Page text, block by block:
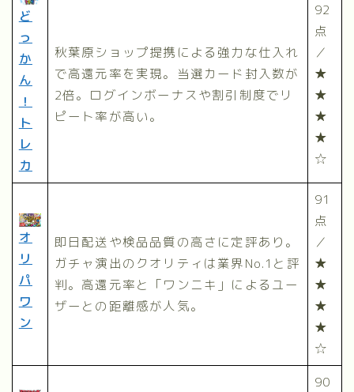
ど
っ
か
ん
！
ト
レ
カ
秋葉原ショップ提携による強力な仕入れ
で高還元率を実現。当選カード封入数が
2倍。ログインボーナスや割引制度でリ
ピート率が高い。
92
点
／
★
★
★
★
☆
オ
リ
パ
ワ
ン
即日配送や検品品質の高さに定評あり。
ガチャ演出のクオリティは業界No.1と評
判。高還元率と「ワンニキ」によるユー
ザーとの距離感が人気。
91
点
／
★
★
★
★
☆
90